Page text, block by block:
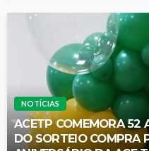
NOTÍCIAS
ACETP COMEMORA 52
DO SORTEIO COMPRA